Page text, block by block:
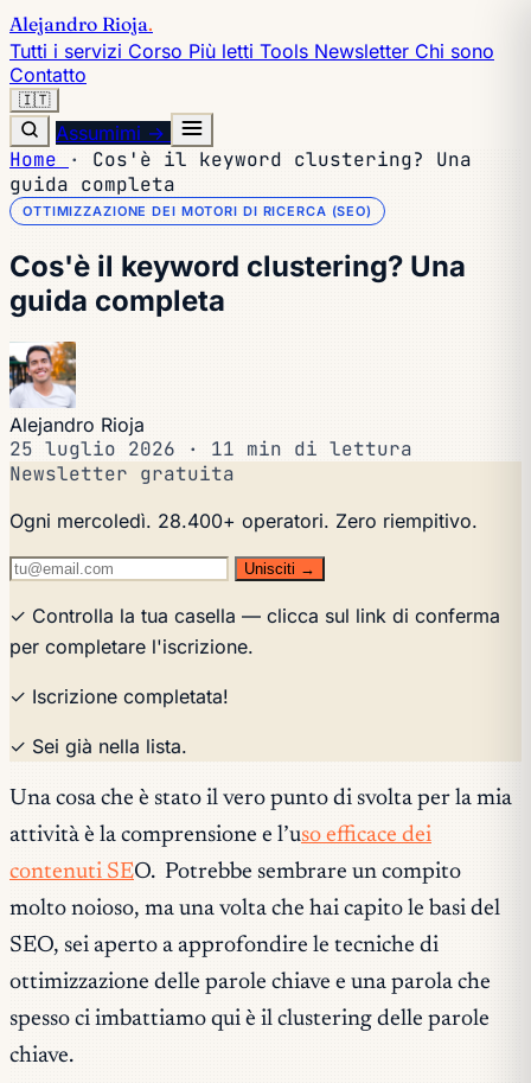
Alejandro Rioja.
Tutti i servizi Corso Più letti Tools Newsletter Chi sono
Contatto
🇮🇹
Assumimi →
Home ·
Cos'è il keyword clustering? Una
guida completa
OTTIMIZZAZIONE DEI MOTORI DI RICERCA (SEO)
Cos'è il keyword clustering? Una
guida completa
Alejandro Rioja
25 luglio 2026 ·
11 min di lettura
Newsletter gratuita
Ogni mercoledì. 28.400+ operatori. Zero riempitivo.
Unisciti →
✓ Controlla la tua casella — clicca sul link di conferma
per completare l'iscrizione.
✓ Iscrizione completata!
✓ Sei già nella lista.
Una cosa che è stato il vero punto di svolta per la mia
attività è la comprensione e l’uso efficace dei
contenuti SEO. Potrebbe sembrare un compito
molto noioso, ma una volta che hai capito le basi del
SEO, sei aperto a approfondire le tecniche di
ottimizzazione delle parole chiave e una parola che
spesso ci imbattiamo qui è il clustering delle parole
chiave.